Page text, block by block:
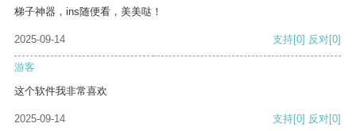
梯子神器，ins随便看，美美哒！
2025-09-14 支持[0] 反对[0]
游客
这个软件我非常喜欢
2025-09-14 支持[0] 反对[0]